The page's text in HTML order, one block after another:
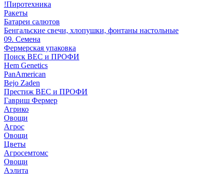
!Пиротехника
Ракеты
Батареи салютов
Бенгальские свечи, хлопушки, фонтаны настольные
09. Семена
Фермерская упаковка
Поиск ВЕС и ПРОФИ
Hem Genetics
PanAmerican
Bejo Zaden
Престиж ВЕС и ПРОФИ
Гавриш Фермер
Агрико
Овощи
Агрос
Овощи
Цветы
Агросемтомс
Овощи
Аэлита